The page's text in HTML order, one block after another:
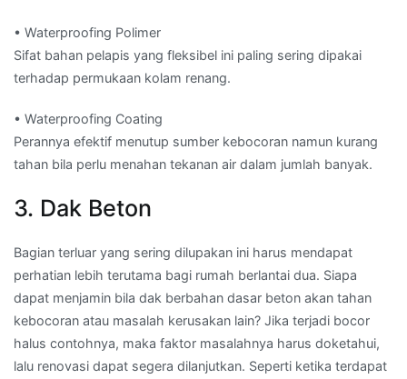
• Waterproofing Polimer
Sifat bahan pelapis yang fleksibel ini paling sering dipakai
terhadap permukaan kolam renang.
• Waterproofing Coating
Perannya efektif menutup sumber kebocoran namun kurang
tahan bila perlu menahan tekanan air dalam jumlah banyak.
3. Dak Beton
Bagian terluar yang sering dilupakan ini harus mendapat
perhatian lebih terutama bagi rumah berlantai dua. Siapa
dapat menjamin bila dak berbahan dasar beton akan tahan
kebocoran atau masalah kerusakan lain? Jika terjadi bocor
halus contohnya, maka faktor masalahnya harus doketahui,
lalu renovasi dapat segera dilanjutkan. Seperti ketika terdapat